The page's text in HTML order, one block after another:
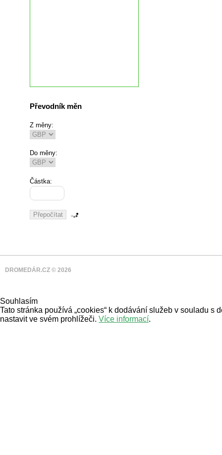
Převodník měn
Z měny:
Do měny:
Částka:
DROMEDÁR.CZ © 2026
Souhlasím
Tato stránka používá „cookies“ k dodávání služeb v souladu s
nastavit ve svém prohlížeči. Více informací.